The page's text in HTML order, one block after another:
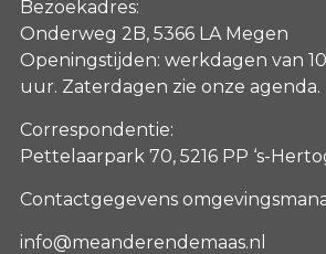
Bezoekadres:
Onderweg 2B, 5366 LA Megen
Openingstijden: werkdagen van
uur. Zaterdagen zie onze agenda.
Correspondentie:
Pettelaarpark 70, 5216 PP ‘s-
Contactgegevens
info@meanderendemaas.nl